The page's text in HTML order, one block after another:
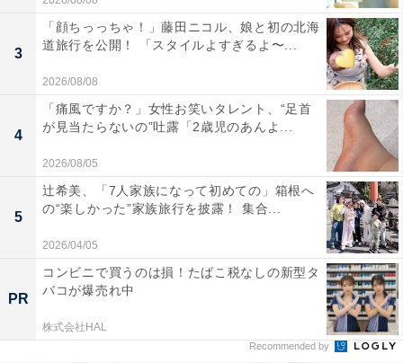
3
「顔ちっっちゃ！」藤田ニコル、娘と初の北海
道旅行を公開！ 「スタイルよすぎるよ〜...
2026/08/08
4
「痛風ですか？」女性お笑いタレント、“足首
が見当たらないの”吐露「2歳児のあんよ...
2026/08/05
5
辻希美、「7人家族になって初めての」箱根へ
の“楽しかった”家族旅行を披露！ 集合...
2026/04/05
PR
コンビニで買うのは損！たばこ税なしの新型タ
バコが爆売れ中
株式会社HAL
Recommended by